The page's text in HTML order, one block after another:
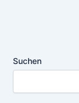
Suchen